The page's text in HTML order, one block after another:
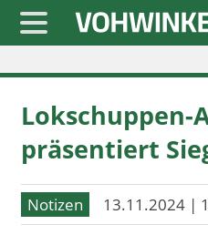
Startseite
» Blaulicht
» Freizeit
» Notizen
» Politik
Lokschuppen-
präsentiert
Notizen 13.11.2024 |